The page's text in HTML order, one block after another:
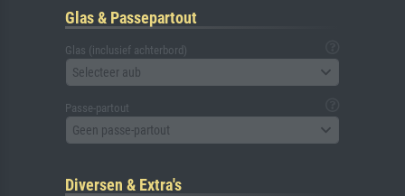
Glas & Passepartout
Glas (inclusief achterbord)
Selecteer aub
Passe-partout
Geen passe-partout
Diversen & Extra's